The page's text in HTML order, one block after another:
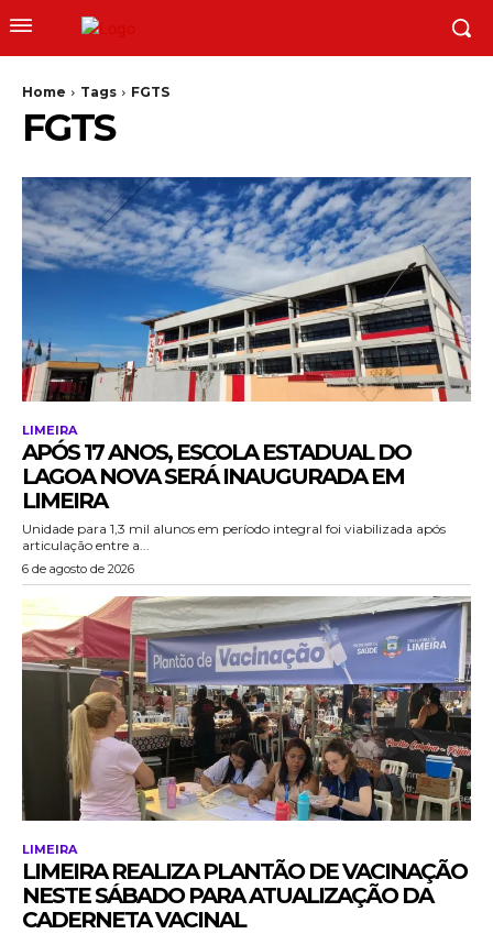
Home Tags FGTS
FGTS
LIMEIRA
APÓS 17 ANOS, ESCOLA ESTADUAL DO
LAGOA NOVA SERÁ INAUGURADA EM
LIMEIRA
Unidade para 1,3 mil alunos em período integral foi viabilizada após
articulação entre a...
6 de agosto de 2026
LIMEIRA
LIMEIRA REALIZA PLANTÃO DE VACINAÇÃO
NESTE SÁBADO PARA ATUALIZAÇÃO DA
CADERNETA VACINAL